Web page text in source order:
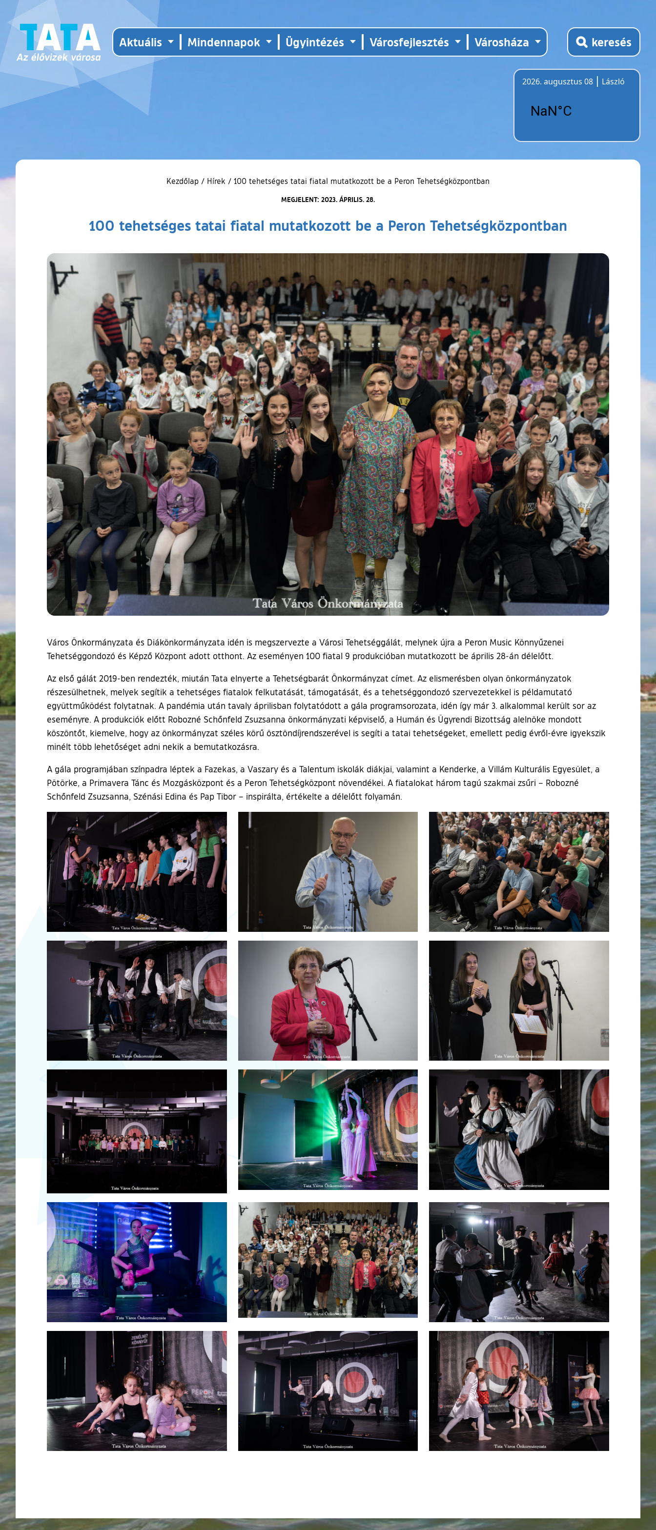
Aktuális Mindennapok Ügyintézés Városfejlesztés Városháza keresés
2026. augusztus 08
László
Kezdőlap / Hírek / 100 tehetséges tatai fiatal mutatkozott be a Peron Tehetségközpontban
MEGJELENT: 2023. ÁPRILIS. 28.
100 tehetséges tatai fiatal mutatkozott be a Peron Tehetségközpontban
Város Önkormányzata és Diákönkormányzata idén is megszervezte a Városi Tehetséggálát, melynek újra a Peron Music Könnyűzenei
Tehetséggondozó és Képző Központ adott otthont. Az eseményen 100 fiatal 9 produkcióban mutatkozott be április 28-án délelőtt.
Az első gálát 2019-ben rendezték, miután Tata elnyerte a Tehetségbarát Önkormányzat címet. Az elismerésben olyan önkormányzatok
részesülhetnek, melyek segítik a tehetséges fiatalok felkutatását, támogatását, és a tehetséggondozó szervezetekkel is példamutató
együttműködést folytatnak. A pandémia után tavaly áprilisban folytatódott a gála programsorozata, idén így már 3. alkalommal került sor az
eseményre. A produkciók előtt Robozné Schőnfeld Zsuzsanna önkormányzati képviselő, a Humán és Ügyrendi Bizottság alelnöke mondott
köszöntőt, kiemelve, hogy az önkormányzat széles körű ösztöndíjrendszerével is segíti a tatai tehetségeket, emellett pedig évről-évre igyekszik
minélt több lehetőséget adni nekik a bemutatkozásra.
A gála programjában színpadra léptek a Fazekas, a Vaszary és a Talentum iskolák diákjai, valamint a Kenderke, a Villám Kulturális Egyesület, a
Pötörke, a Primavera Tánc és Mozgásközpont és a Peron Tehetségközpont növendékei. A fiatalokat három tagú szakmai zsűri – Robozné
Schőnfeld Zsuzsanna, Szénási Edina és Pap Tibor – inspirálta, értékelte a délelőtt folyamán.
Ugrás a galéria utánra